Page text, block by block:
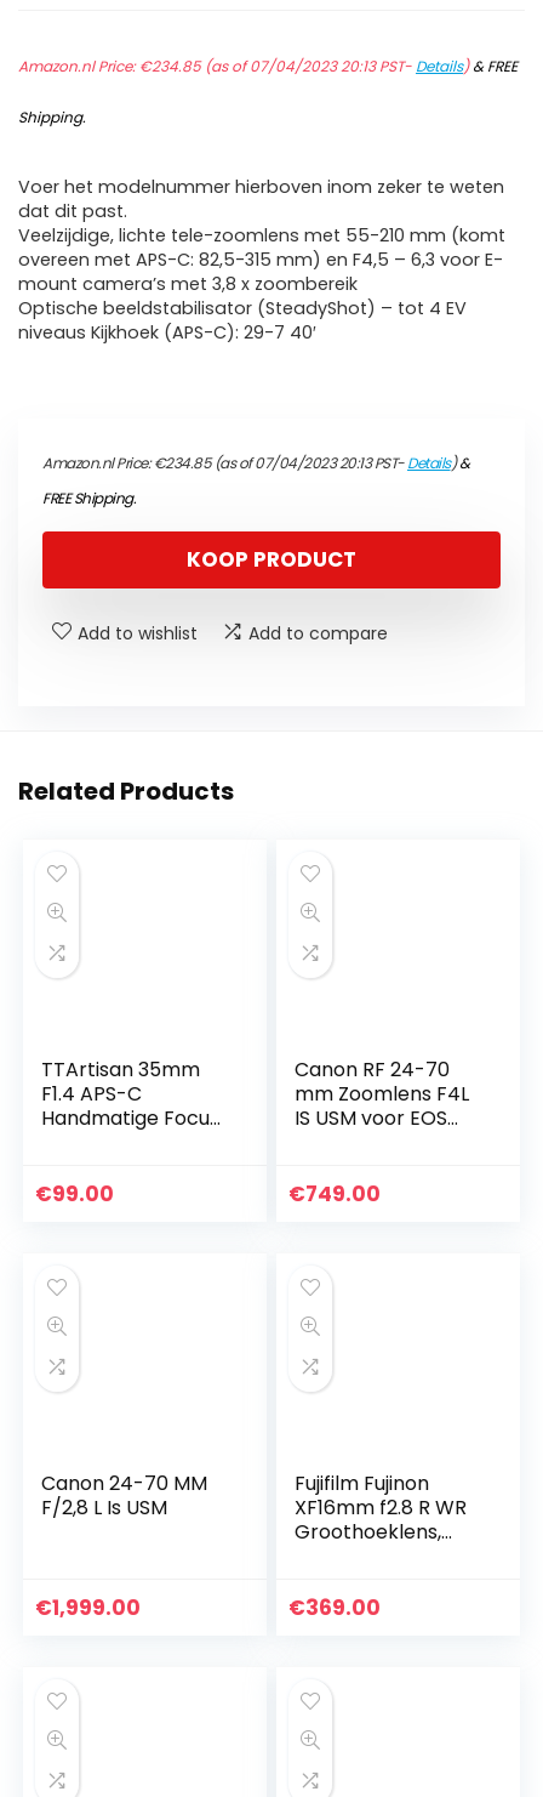
Amazon.nl Price:€234.85(as of 07/04/2023 20:13 PST- Details)&FREE
Shipping.
Voer het modelnummer hierboven inom zeker te weten
dat dit past.
Veelzijdige, lichte tele-zoomlens met 55-210 mm (komt
overeen met APS-C: 82,5-315 mm) en F4,5 – 6,3 voor E-
mount camera’s met 3,8 x zoombereik
Optische beeldstabilisator (SteadyShot) – tot 4 EV
niveaus Kijkhoek (APS-C): 29-7 40′
Amazon.nl Price:€234.85(as of 07/04/2023 20:13 PST-Details)&
FREE Shipping.
KOOP PRODUCT
Add to wishlist Add to compare
Related Products
TTArtisan 35mm
F1.4 APS-C
Handmatige Focus
Camera X-A10 X-
€99.00
Canon RF 24-70
mm Zoomlens F4L
IS USM voor EOS
beeldstabilisator),
€749.00
Canon 24-70 MM
F/2,8 L Is USM
€1,999.00
Fujifilm Fujinon
XF16mm f2.8 R WR
Groothoeklens,
€369.00